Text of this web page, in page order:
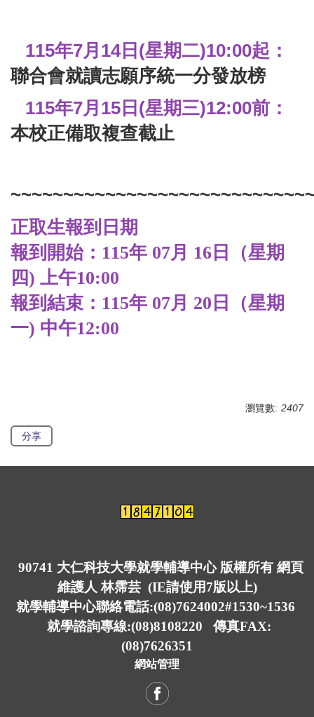
115年7月14日(星期二)10:00起：
聯合會就讀志願序統一分發放榜
115年7月15日(星期三)12:00前：
本校正備取複查截止
正取生報到日期
報到開始：115年 07月 16日（星期
四) 上午10:00
報到結束：115年 07月 20日（星期
一) 中午12:00
瀏覽數: 2407
分享
90741 大仁科技大學就學輔導中心 版權所有 網頁
維護人 林霈芸 (IE請使用7版以上)
就學輔導中心聯絡電話:(08)7624002#1530~1536
就學諮詢專線:(08)8108220 傳真FAX:
(08)7626351
網站管理